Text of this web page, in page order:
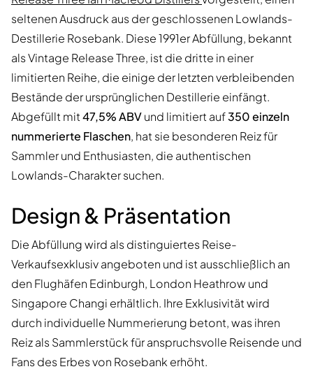
seltenen Ausdruck aus der geschlossenen Lowlands-
Destillerie Rosebank. Diese 1991er Abfüllung, bekannt
als Vintage Release Three, ist die dritte in einer
limitierten Reihe, die einige der letzten verbleibenden
Bestände der ursprünglichen Destillerie einfängt.
Abgefüllt mit47,5% ABVund limitiert auf350 einzeln
nummerierte Flaschen, hat sie besonderen Reiz für
Sammler und Enthusiasten, die authentischen
Lowlands-Charakter suchen.
Design & Präsentation
Die Abfüllung wird als distinguiertes Reise-
Verkaufsexklusiv angeboten und ist ausschließlich an
den Flughäfen Edinburgh, London Heathrow und
Singapore Changi erhältlich. Ihre Exklusivität wird
durch individuelle Nummerierung betont, was ihren
Reiz als Sammlerstück für anspruchsvolle Reisende und
Fans des Erbes von Rosebank erhöht.